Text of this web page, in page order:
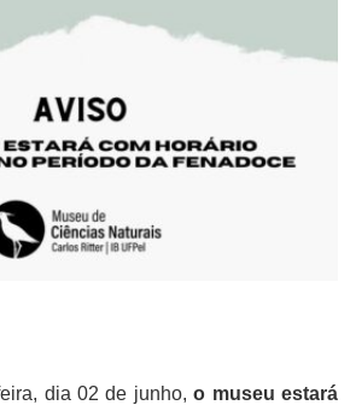
dia 02 de junho, o museu estará